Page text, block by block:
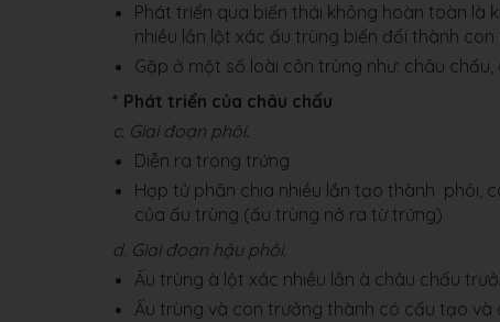
Phát triển qua biến thái không hoàn toàn là
nhiều lần lột xác ấu trùng biến đổi thành
Gặp ở một số loài côn trùng như: châu chấu,
* Phát triển của châu chấu
c. Giai đoạn phôi.
Diễn ra trong trứng
Hợp tử phân chia nhiều lần tạo thành phôi,
của ấu trùng (ấu trùng nở ra từ trứng)
d. Giai đoạn hậu phôi.
Ấu trùng à lột xác nhiều lần à châu chấu
Ấu trùng và con trưởng thành có cấu tạo và